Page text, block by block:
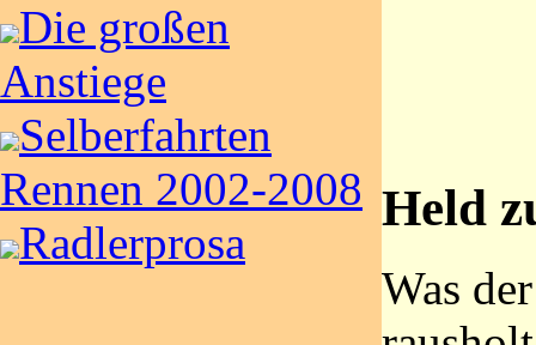
Die großen
Anstiege
Selberfahrten
Rennen 2002-2008
Radlerprosa
Held
Was